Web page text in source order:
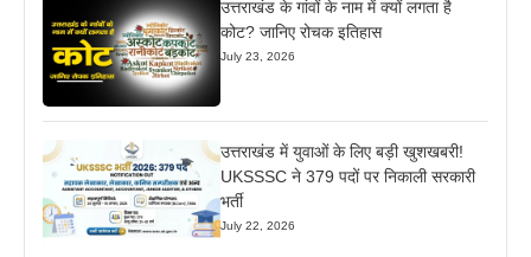
उत्तराखंड के गांवों के नाम में क्यों लगता है
कोट? जानिए रोचक इतिहास
July 23, 2026
उत्तराखंड में युवाओं के लिए बड़ी खुशखबरी!
UKSSSC ने 379 पदों पर निकाली सरकारी
भर्ती
July 22, 2026